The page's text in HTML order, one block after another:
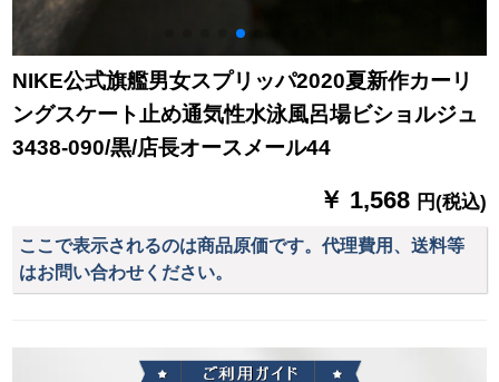
NIKE公式旗艦男女スプリッパ2020夏新作カーリ
ングスケート止め通気性水泳風呂場ビショルジュ
3438-090/黒/店長オースメール44
￥ 1,568 円(税込)
ここで表示されるのは商品原価です。代理費用、送料等
はお問い合わせください。